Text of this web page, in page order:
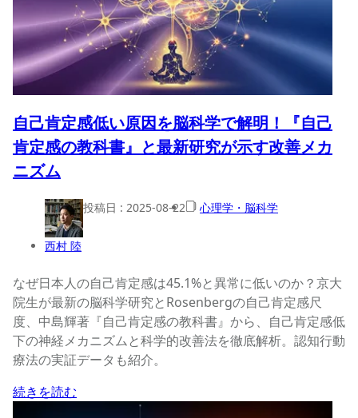
自己肯定感低い原因を脳科学で解明！『自己
肯定感の教科書』と最新研究が示す改善メカ
ニズム
西村 陸
投稿日 : 2025-08-22 心理学・脳科学
なぜ日本人の自己肯定感は45.1%と異常に低いのか？京大
院生が最新の脳科学研究とRosenbergの自己肯定感尺
度、中島輝著『自己肯定感の教科書』から、自己肯定感低
下の神経メカニズムと科学的改善法を徹底解析。認知行動
療法の実証データも紹介。
続きを読む